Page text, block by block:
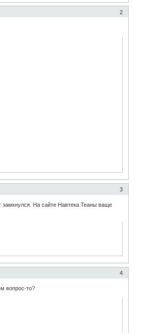
2
3
замкнулся. На сайте Навтека Теаны ваще
4
вопрос-то?